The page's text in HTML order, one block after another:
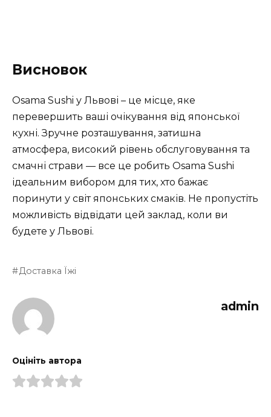
Висновок
Osama Sushi у Львові – це місце, яке
перевершить ваші очікування від японської
кухні. Зручне розташування, затишна
атмосфера, високий рівень обслуговування та
смачні страви — все це робить Osama Sushi
ідеальним вибором для тих, хто бажає
поринути у світ японських смаків. Не пропустіть
можливість відвідати цей заклад, коли ви
будете у Львові.
Доставка Їжі
admin
Оцініть автора